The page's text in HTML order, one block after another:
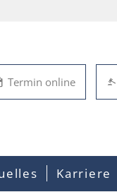
Termin online
Karriere